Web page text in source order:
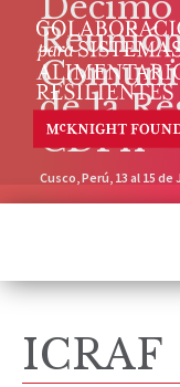
de la
CDP11
Cusco, Perú, 13 al 15 de
ICRAF